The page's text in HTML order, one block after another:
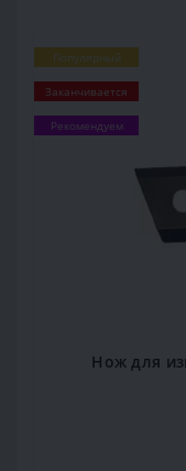
Популярный
Заканчивается
Рекомендуем
Нож для